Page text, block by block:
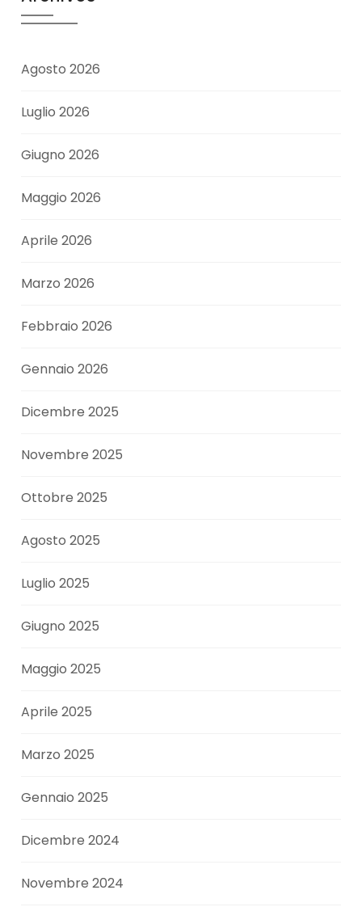
Agosto 2026
Luglio 2026
Giugno 2026
Maggio 2026
Aprile 2026
Marzo 2026
Febbraio 2026
Gennaio 2026
Dicembre 2025
Novembre 2025
Ottobre 2025
Agosto 2025
Luglio 2025
Giugno 2025
Maggio 2025
Aprile 2025
Marzo 2025
Gennaio 2025
Dicembre 2024
Novembre 2024